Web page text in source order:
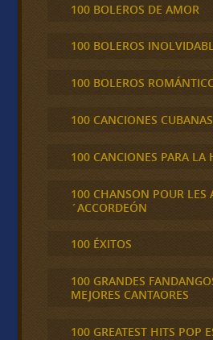
100 BOLEROS DE AMOR
100 BOLEROS
100 BOLEROS
100 CANCIONES
100 CANCIONES PARA LA
100 CHANSON POUR LES
´ACCORDEÓN
100 ÉXITOS
100 GRANDES
MEJORES CANTAORES
100 GREATEST HITS POP